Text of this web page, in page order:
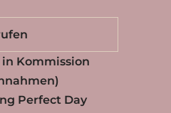
Kommission
Perfect Day